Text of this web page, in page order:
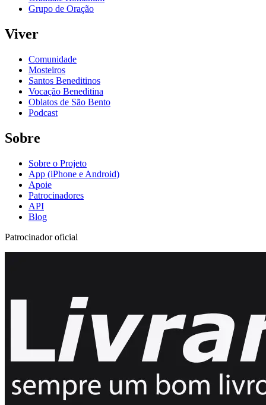
Grupo de Oração
Viver
Comunidade
Mosteiros
Santos Beneditinos
Vocação Beneditina
Oblatos de São Bento
Podcast
Sobre
Sobre o Projeto
App (iPhone e Android)
Apoie
Patrocinadores
API
Blog
Patrocinador oficial